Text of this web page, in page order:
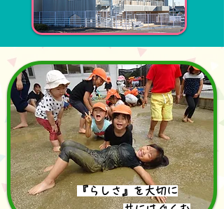
​『 らしさ 』を大切に